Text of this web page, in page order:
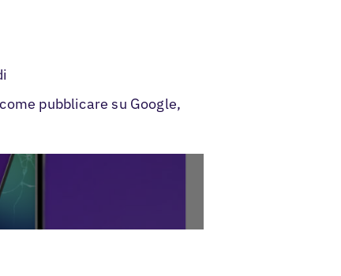
pubblicare su Google,